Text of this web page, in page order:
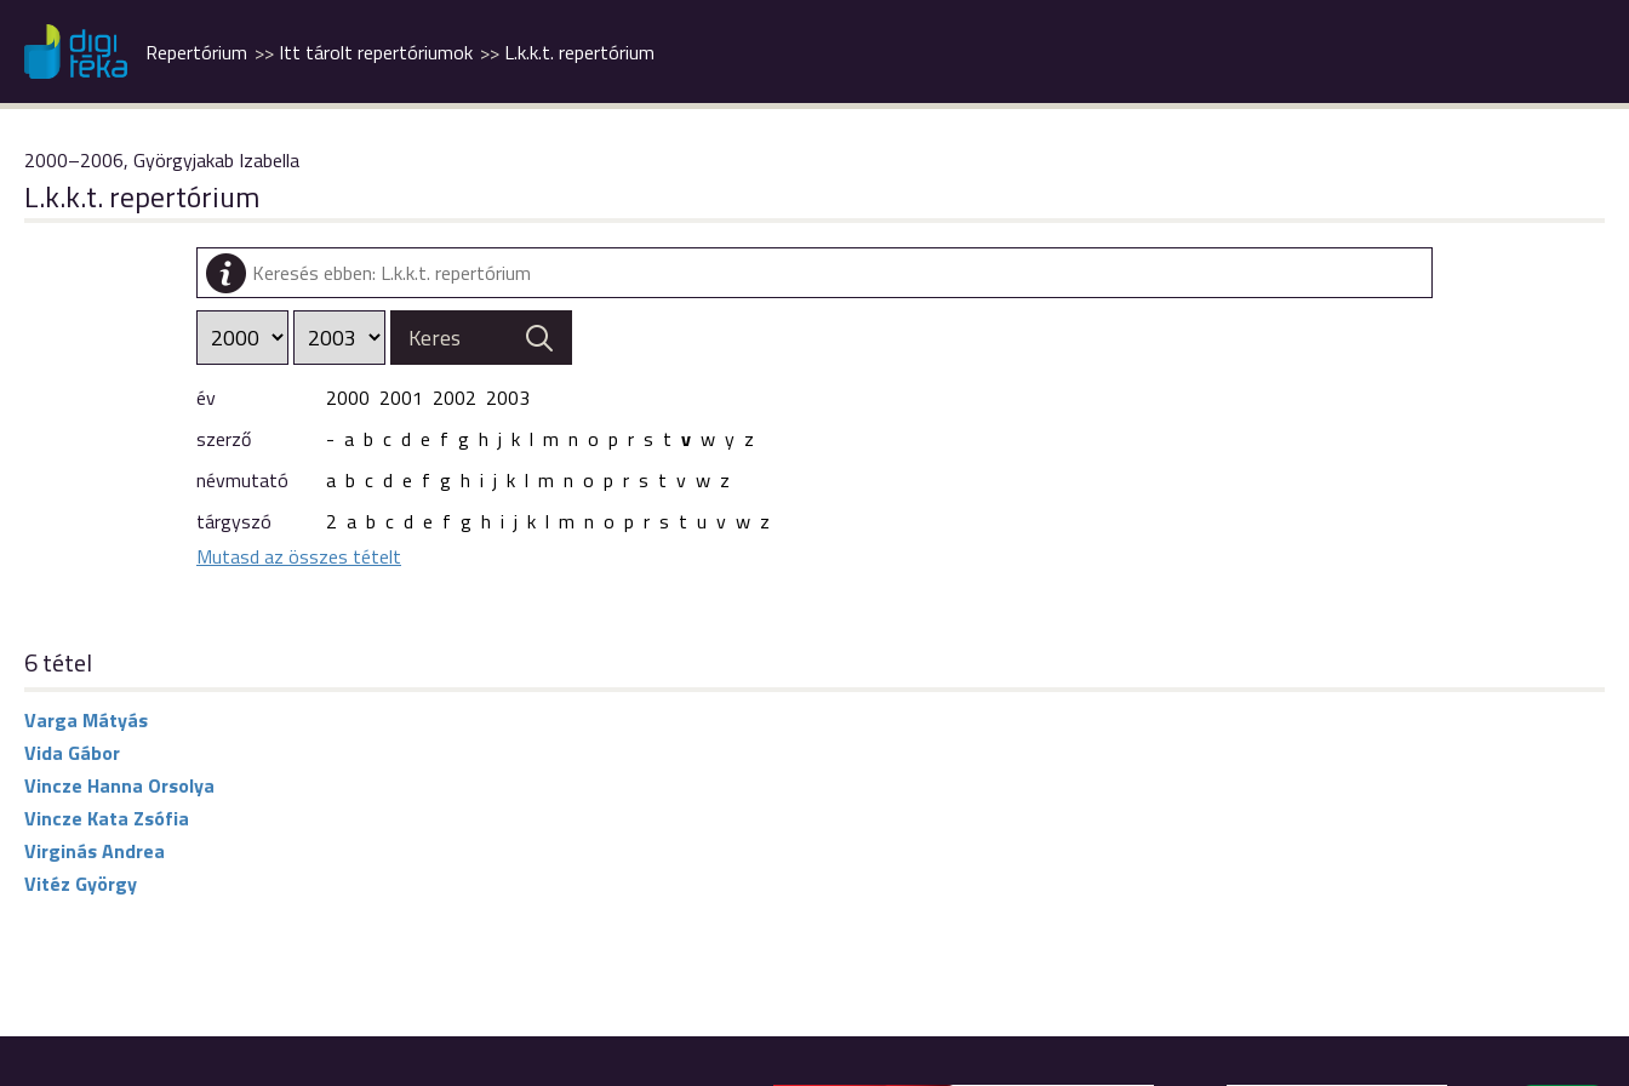
L.k.k.t. repertórium
Itt tárolt repertóriumok
Repertórium
2000–2006, Györgyjakab Izabella
L.k.k.t. repertórium
év 2000 2001 2002 2003
szerző
- a b c d e f g h j k l m n o p r s t v w y z
névmutató
a b c d e f g h i j k l m n o p r s t v w z
tárgyszó
2 a b c d e f g h i j k l m n o p r s t u v w z
Mutasd az összes tételt
6 tétel
Varga Mátyás
Vida Gábor
Vincze Hanna Orsolya
Vincze Kata Zsófia
Virginás Andrea
Vitéz György